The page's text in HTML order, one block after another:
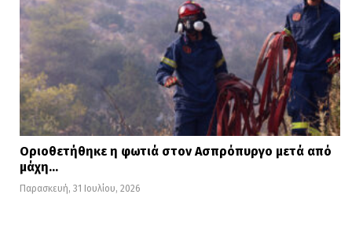
Οριοθετήθηκε η φωτιά στον Ασπρόπυργο μετά από
μάχη…
Παρασκευή, 31 Ιουλίου, 2026